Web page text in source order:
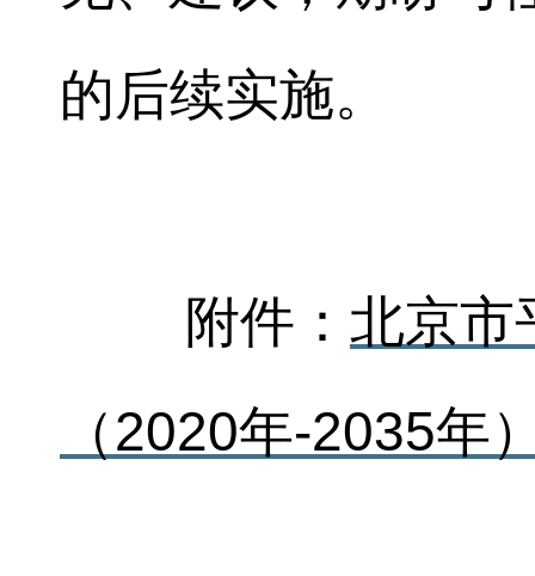
的后续实施。
附件： 北京市
（2020年-2035年